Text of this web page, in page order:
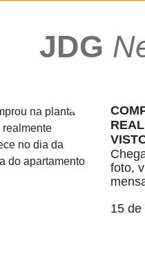
JDG
foto,
15 de